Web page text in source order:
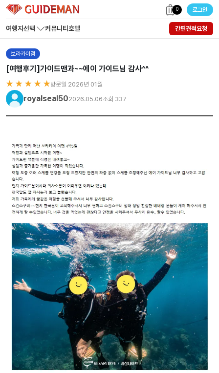
0 로그인
여행지선택 커뮤니티 호텔 간편견적요청
보라카이점
[여행후기]가이드맨과~~에이 가이드님 감사^^
★ ★ ★ ★ ★방문일 2026년 01월
royalseal502026.05.06조회 337